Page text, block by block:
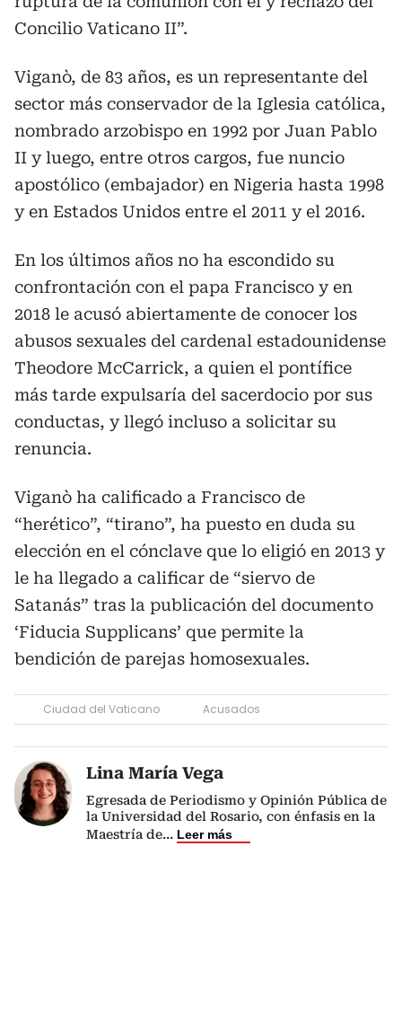
Concilio Vaticano II”.
Viganò, de 83 años, es un representante del
sector más conservador de la Iglesia católica,
nombrado arzobispo en 1992 por Juan Pablo
II y luego, entre otros cargos, fue nuncio
apostólico (embajador) en Nigeria hasta 1998
y en Estados Unidos entre el 2011 y el 2016.
En los últimos años no ha escondido su
confrontación con el papa Francisco y en
2018 le acusó abiertamente de conocer los
abusos sexuales del cardenal estadounidense
Theodore McCarrick, a quien el pontífice
más tarde expulsaría del sacerdocio por sus
conductas, y llegó incluso a solicitar su
renuncia.
Viganò ha calificado a Francisco de
“herético”, “tirano”, ha puesto en duda su
elección en el cónclave que lo eligió en 2013 y
le ha llegado a calificar de “siervo de
Satanás” tras la publicación del documento
‘Fiducia Supplicans’ que permite la
bendición de parejas homosexuales.
Ciudad del Vaticano Acusados
Lina María Vega
Egresada de Periodismo y Opinión Pública de
la Universidad del Rosario, con énfasis en la
Maestría de... Leer más